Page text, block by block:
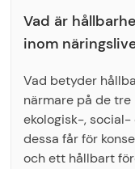
Vad är
inom
Vad betyder
närmare på de
ekologisk-, social-
dessa får för
och ett hållbart